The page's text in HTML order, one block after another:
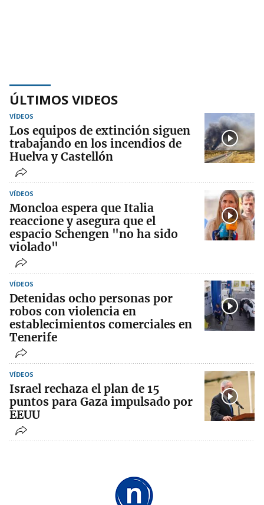
ÚLTIMOS VIDEOS
VÍDEOS
Los equipos de extinción siguen
trabajando en los incendios de
Huelva y Castellón
VÍDEOS
Moncloa espera que Italia
reaccione y asegura que el
espacio Schengen "no ha sido
violado"
VÍDEOS
Detenidas ocho personas por
robos con violencia en
establecimientos comerciales en
Tenerife
VÍDEOS
Israel rechaza el plan de 15
puntos para Gaza impulsado por
EEUU